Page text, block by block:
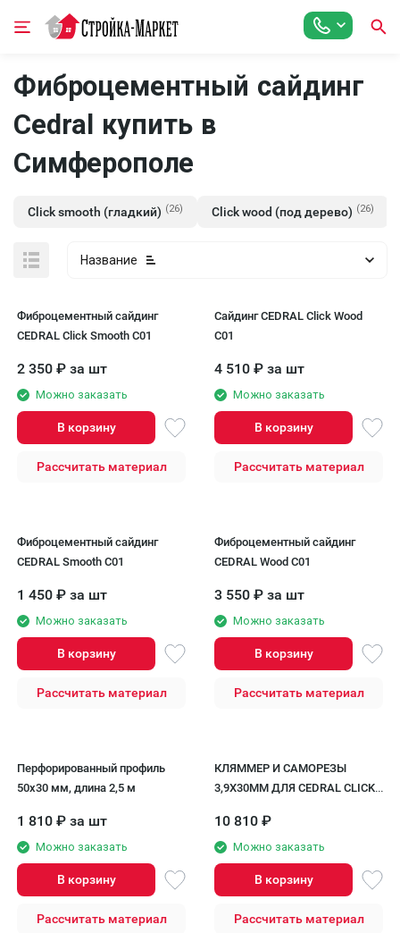
Фиброцементный сайдинг
Cedral купить в
Симферополe
Click smooth (гладкий) (26) Click wood (под дерево) (26)
Название
Фиброцементный сайдинг
CEDRAL Click Smooth С01
2 350 ₽ за шт
Можно заказать
В корзину
Рассчитать материал
Сайдинг CEDRAL Click Wood
C01
4 510 ₽ за шт
Можно заказать
В корзину
Рассчитать материал
Фиброцементный сайдинг
CEDRAL Smooth C01
1 450 ₽ за шт
Можно заказать
В корзину
Рассчитать материал
Фиброцементный сайдинг
CEDRAL Wood С01
3 550 ₽ за шт
Можно заказать
В корзину
Рассчитать материал
Перфорированный профиль
50х30 мм, длина 2,5 м
1 810 ₽ за шт
Можно заказать
В корзину
Рассчитать материал
КЛЯММЕР И САМОРЕЗЫ
3,9Х30ММ ДЛЯ CEDRAL CLICK,
10 810 ₽
Можно заказать
В корзину
Рассчитать материал